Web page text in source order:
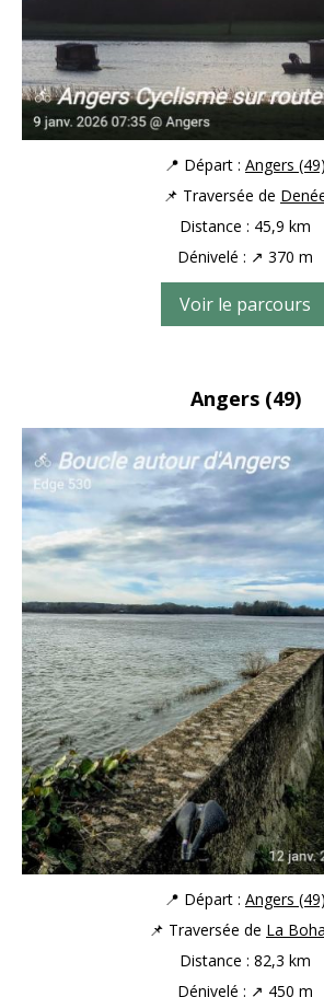
📍 Départ : Angers (49)
📌 Traversée de
Distance : 45,9 km
Dénivelé : ↗ 370 m
Voir le parcours
Angers (49)
📍 Départ : Angers (49)
📌 Traversée de La
Distance : 82,3 km
Dénivelé : ↗ 450 m